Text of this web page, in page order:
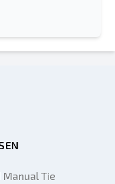
Manual Tie